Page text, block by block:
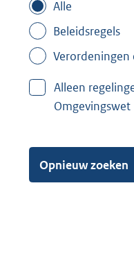
Alle
Beleidsregels
Verordeningen
Alleen
Omgevingswet
Opnieuw zoeken